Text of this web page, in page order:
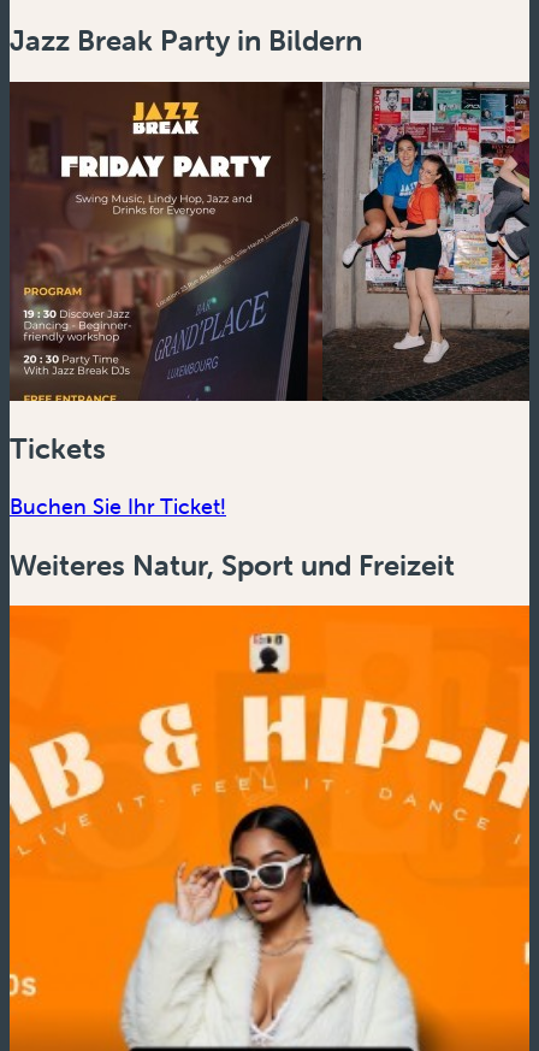
Jazz Break Party in Bildern
Tickets
Buchen Sie Ihr Ticket!
Weiteres Natur, Sport und Freizeit